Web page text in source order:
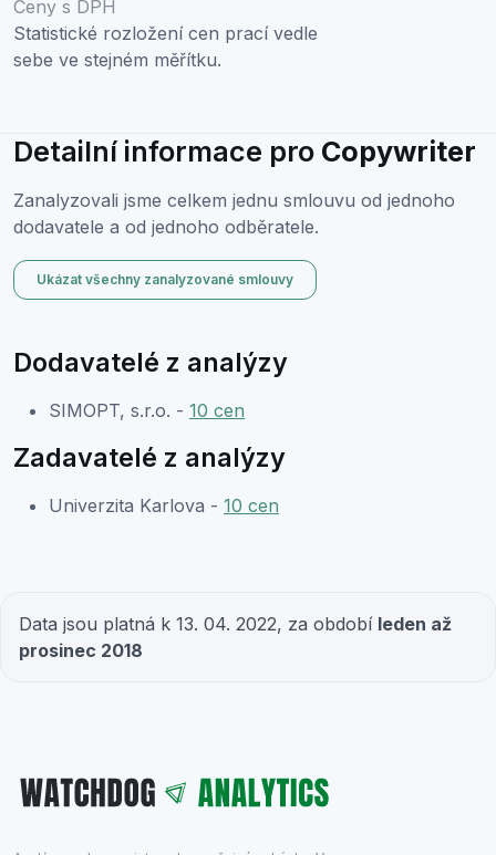
Ceny s DPH
Statistické rozložení cen prací vedle
sebe ve stejném měřítku.
Detailní informace pro Copywriter
Zanalyzovali jsme celkem jednu smlouvu od jednoho
dodavatele a od jednoho odběratele.
Ukázat všechny zanalyzované smlouvy
Dodavatelé z analýzy
SIMOPT, s.r.o. - 10 cen
Zadavatelé z analýzy
Univerzita Karlova - 10 cen
Data jsou platná k 13. 04. 2022, za období leden až
prosinec 2018